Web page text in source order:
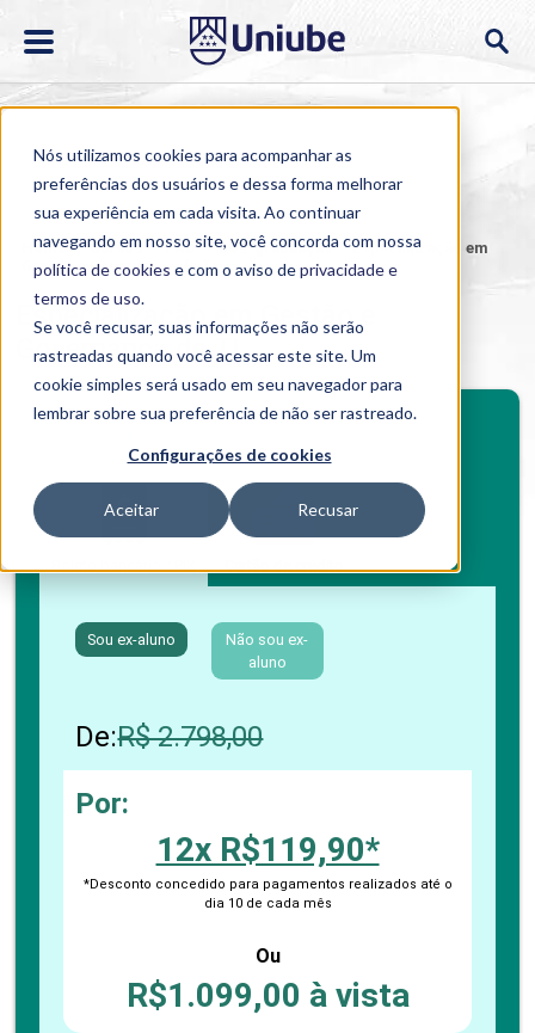
Nós utilizamos cookies para acompanhar as
preferências dos usuários e dessa forma melhorar
sua experiência em cada visita. Ao continuar
navegando em nosso site, você concorda com nossa
política de cookies e com o aviso deprivacidade e
termos de uso.
Se você recusar, suas informações não serão
rastreadas quando você acessar este site. Um
cookie simples será usado em seu navegador para
lembrar sobre sua preferência de não ser rastreado.
Configurações de cookies
Aceitar Recusar
Home > Cursos > EAD > Pós-graduação >Especialização em
Gestão e Governança de Ti
Especialização em Gestão e
Governança de Ti
Investimento
Boleto bancário / PIX Cartão de crédito
Sou ex-aluno
Não sou ex-
aluno
De:R$ 2.798,00
Por:
12x R$119,90*
*Desconto concedido para pagamentos realizados até o
dia 10 de cada mês
Ou
R$1.099,00 à vista
BENEFÍCIOS
Benefícios pós-graduação